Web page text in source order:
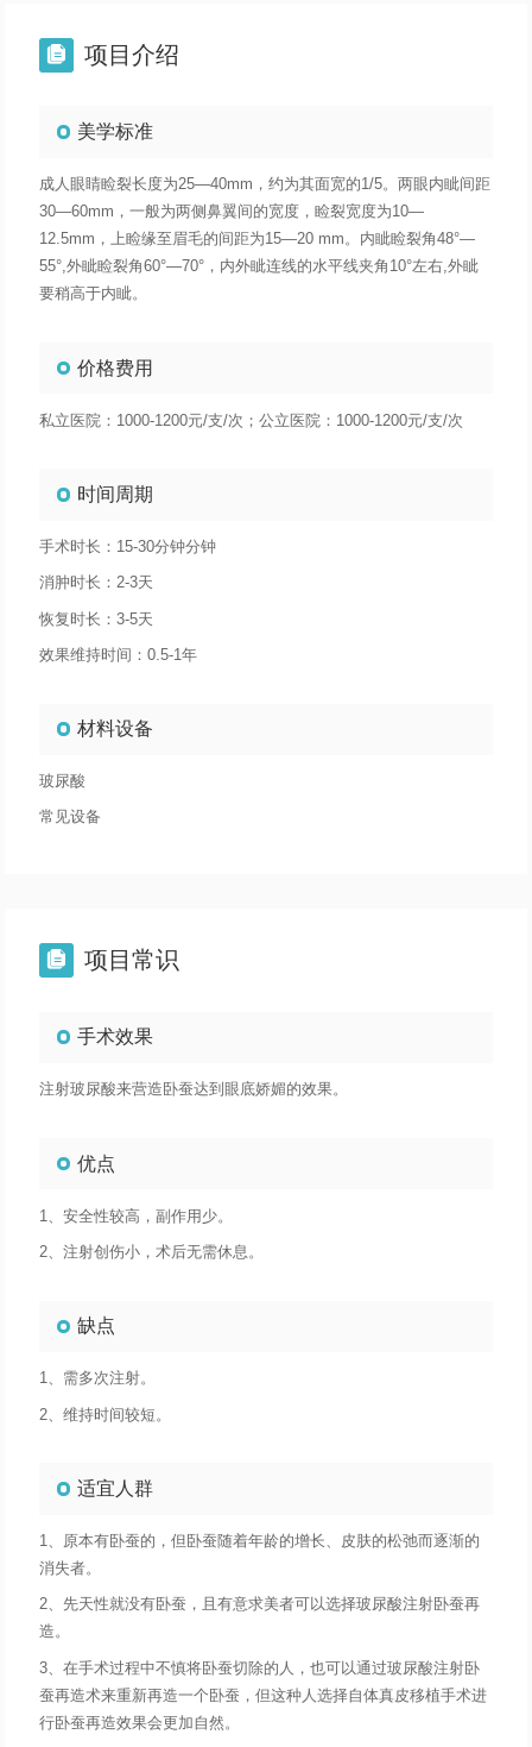
 项目介绍
美学标准
成人眼睛睑裂长度为25—40mm，约为其面宽的1/5。两眼内眦间距
30—60mm，一般为两侧鼻翼间的宽度，睑裂宽度为10—
12.5mm，上睑缘至眉毛的间距为15—20 mm。内眦睑裂角48°—
55°,外眦睑裂角60°—70°，内外眦连线的水平线夹角10°左右,外眦
要稍高于内眦。
价格费用
私立医院：1000-1200元/支/次；公立医院：1000-1200元/支/次
时间周期
手术时长：15-30分钟分钟
消肿时长：2-3天
恢复时长：3-5天
效果维持时间：0.5-1年
材料设备
玻尿酸
常见设备
 项目常识
手术效果
注射玻尿酸来营造卧蚕达到眼底娇媚的效果。
优点
1、安全性较高，副作用少。
2、注射创伤小，术后无需休息。
缺点
1、需多次注射。
2、维持时间较短。
适宜人群
1、原本有卧蚕的，但卧蚕随着年龄的增长、皮肤的松弛而逐渐的
消失者。
2、先天性就没有卧蚕，且有意求美者可以选择玻尿酸注射卧蚕再
造。
3、在手术过程中不慎将卧蚕切除的人，也可以通过玻尿酸注射卧
蚕再造术来重新再造一个卧蚕，但这种人选择自体真皮移植手术进
行卧蚕再造效果会更加自然。